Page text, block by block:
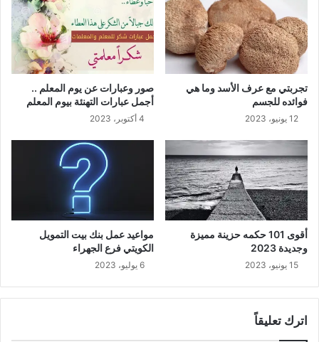
تجربتي مع عرف الأسد وما هي
فوائده للجسم
12 يونيو، 2023
صور وعبارات عن يوم المعلم ..
أجمل عبارات التهنئة بيوم المعلم
4 أكتوبر، 2023
أقوى 101 حكمه حزينة مميزة
وجديدة 2023
15 يونيو، 2023
مواعيد عمل بنك بيت التمويل
الكويتي فرع الجهراء
6 يوليو، 2023
اترك تعليقاً